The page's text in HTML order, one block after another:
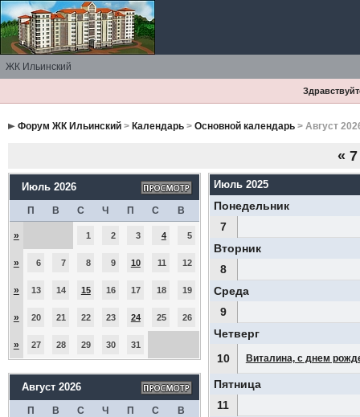
ЖК Ильинский
Форум ЖК Ильинский> Календарь> Основной календарь> Август
«
Июль 2026
П В С Ч П С В
» 1 2 3 4 5
» 6 7 8 9 10 11 12
» 13 14 15 16 17 18 19
» 20 21 22 23 24 25 26
» 27 28 29 30 31
Август 2026
П В С Ч П С В
Июль 2025
Понедельник
7
Вторник
8
Среда
9
Четверг
10
Виталина, с днем
Пятница
11